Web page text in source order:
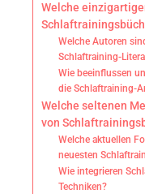
Welche
Welche Autoren
Schlaftraining-
Wie beeinflussen
die Schlaftraining-
Welche seltenen
von
Welche aktuellen
neuesten
Wie integrieren
Techniken?